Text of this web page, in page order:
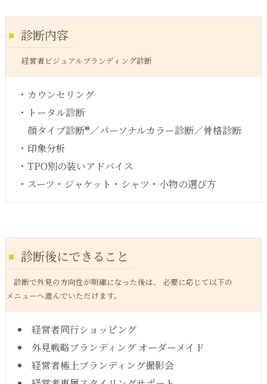
診断内容
経営者ビジュアルブランディング診断
・カウンセリング
・トータル診断
顔タイプ診断®／パーソナルカラー診断／骨格診断
・印象分析
・TPO別の装いアドバイス
・スーツ・ジャケット・シャツ・小物の選び方
診断後にできること
診断で外見の方向性が明確になった後は、 必要に応じて以下の
メニューへ進んでいただけます。
経営者同行ショッピング
外見戦略ブランディング オーダーメイド
経営者極上ブランディング撮影会